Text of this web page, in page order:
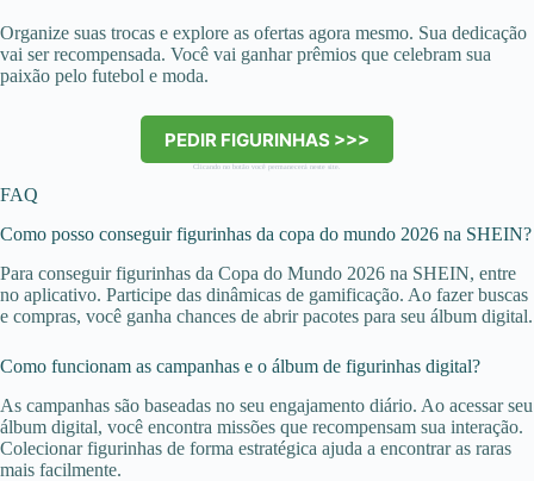
Organize suas trocas e explore as ofertas agora mesmo. Sua dedicação
vai ser recompensada. Você vai ganhar prêmios que celebram sua
paixão pelo futebol e moda.
PEDIR FIGURINHAS >>>
Clicando no botão você permanecerá neste site.
FAQ
Como posso conseguir figurinhas da copa do mundo 2026 na SHEIN?
Para conseguir figurinhas da Copa do Mundo 2026 na SHEIN, entre
no aplicativo. Participe das dinâmicas de gamificação. Ao fazer buscas
e compras, você ganha chances de abrir pacotes para seu álbum digital.
Como funcionam as campanhas e o álbum de figurinhas digital?
As campanhas são baseadas no seu engajamento diário. Ao acessar seu
álbum digital, você encontra missões que recompensam sua interação.
Colecionar figurinhas de forma estratégica ajuda a encontrar as raras
mais facilmente.